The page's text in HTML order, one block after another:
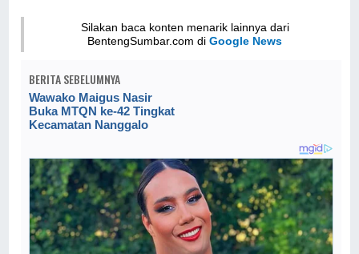
Silakan baca konten menarik lainnya dari
BentengSumbar.com diGoogle News
BERITA SEBELUMNYA
Wawako Maigus Nasir
Buka MTQN ke-42 Tingkat
Kecamatan Nanggalo